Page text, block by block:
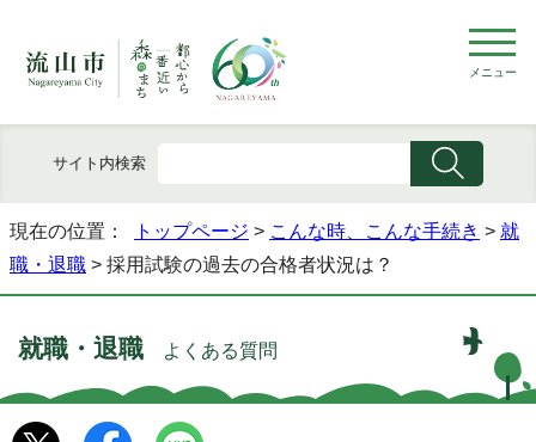
メニュー
サイト内検索
現在の位置： トップページ > こんな時、こんな手続き > 就
職・退職 > 採用試験の過去の合格者状況は？
就職・退職 よくある質問